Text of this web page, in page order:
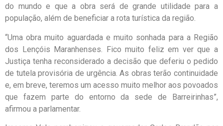
do mundo e que a obra será de grande utilidade para a
população, além de beneficiar a rota turística da região.
“Uma obra muito aguardada e muito sonhada para a Região
dos Lençóis Maranhenses. Fico muito feliz em ver que a
Justiça tenha reconsiderado a decisão que deferiu o pedido
de tutela provisória de urgência. As obras terão continuidade
e, em breve, teremos um acesso muito melhor aos povoados
que fazem parte do entorno da sede de Barreirinhas”,
afirmou a parlamentar.